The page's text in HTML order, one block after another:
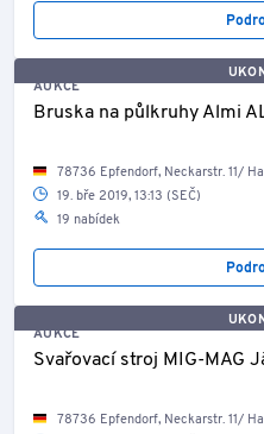
AUKCE
Bruska na půlkruhy Almi
78736 Epfendorf, Neckarstr. 11/
19. bře 2019, 13:13 (SEČ)
19 nabídek
AUKCE
Svařovací stroj MIG-MAG
78736 Epfendorf, Neckarstr. 11/